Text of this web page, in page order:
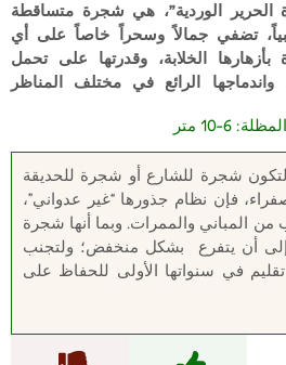
الحرير الوردية”، هي شجرة متساقطة
تضفي جمالاً وسحراً خاصاً على أي
الخلابة، وقدرتها على تحمل
واندماجها الرائع في مختلف المناظر
شجرة للشارع أو شجرة للحديقة
فإن نظام جذورها “غير عدواني”،
من المباني والممرات. وبما أنها شجرة
أن يتفرع بشكل منخفض؛ ولتجنب
في سنواتها الأولى للحفاظ على